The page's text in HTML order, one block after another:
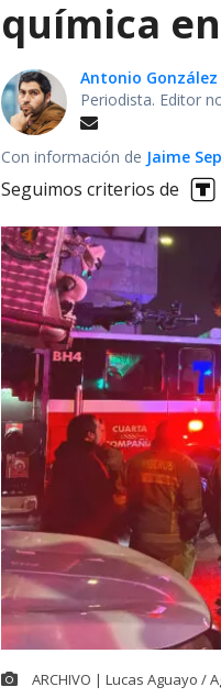
química
Antonio González
Periodista. Editor
Con información de Jaime
Seguimos criterios de
ARCHIVO | Lucas Aguayo /